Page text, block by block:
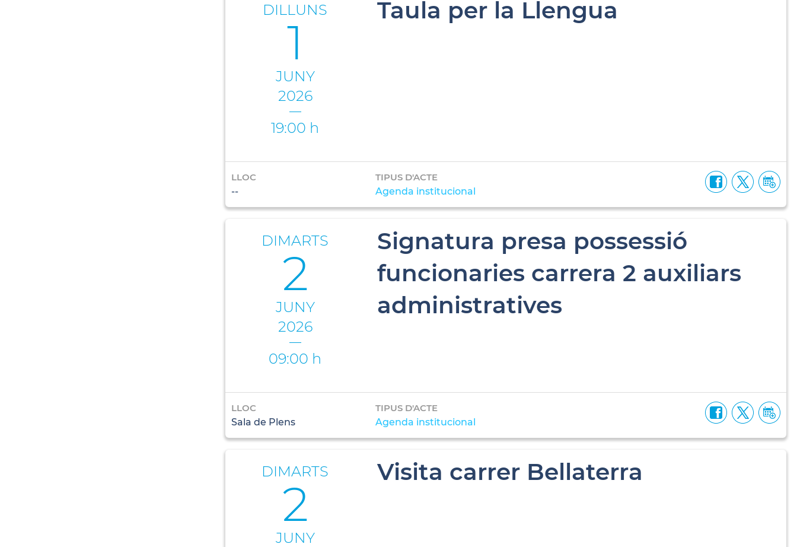
DILLUNS
1
JUNY
2026
19:00 h
Taula per la Llengua
LLOC
--
TIPUS D'ACTE
Agenda institucional
DIMARTS
2
JUNY
2026
09:00 h
Signatura presa possessió
funcionaries carrera 2 auxiliars
administratives
LLOC
Sala de Plens
TIPUS D'ACTE
Agenda institucional
DIMARTS
2
JUNY
Visita carrer Bellaterra